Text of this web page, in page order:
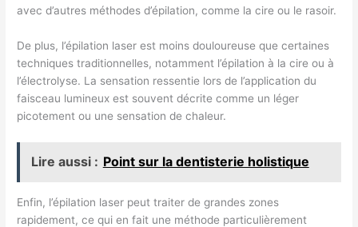
avec d’autres méthodes d’épilation, comme la cire ou le rasoir.
De plus, l’épilation laser est moins douloureuse que certaines
techniques traditionnelles, notamment l’épilation à la cire ou à
l’électrolyse. La sensation ressentie lors de l’application du
faisceau lumineux est souvent décrite comme un léger
picotement ou une sensation de chaleur.
Lire aussi : Point sur la dentisterie holistique
Enfin, l’épilation laser peut traiter de grandes zones
rapidement, ce qui en fait une méthode particulièrement